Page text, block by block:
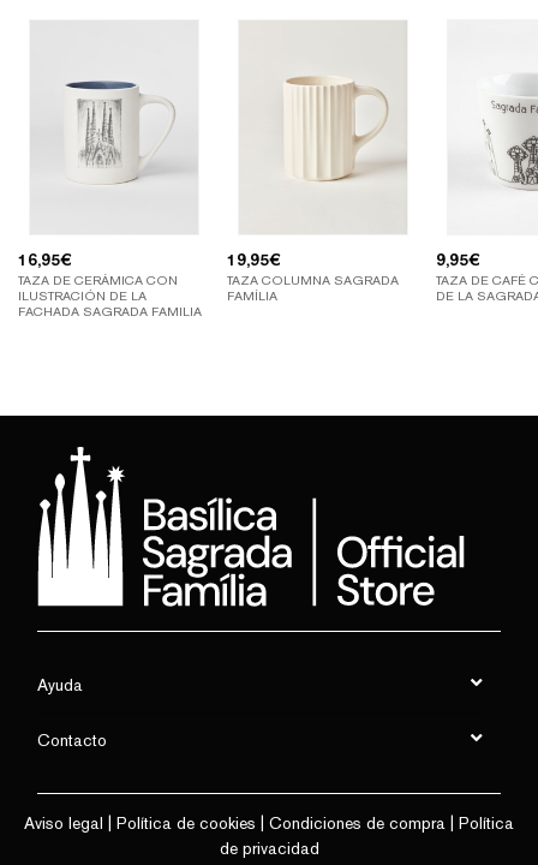
16,95€
TAZA DE CERÁMICA CON
ILUSTRACIÓN DE LA
FACHADA SAGRADA FAMILIA
19,95€
TAZA COLUMNA SAGRADA
FAMÍLIA
9,95€
TAZA DE CAFÉ
DE LA
Ayuda
Contacto
Aviso legal Política de cookies Condiciones de compra
Política
de privacidad